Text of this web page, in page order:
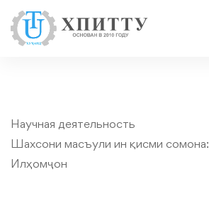
Научная деятельность
Шахсони масъули ин қисми сомона:
Илҳомҷон